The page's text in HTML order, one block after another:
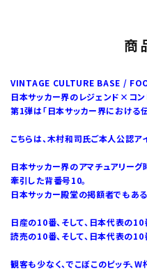
商
VINTAGE CULTURE BASE /
日本サッカー界のレジェンド×コ
第1弾は「日本サッカー界における
こちらは、木村和司氏ご本人公認ア
日本サッカー界のアマチュアリー
牽引した背番号10。
日本サッカー殿堂の掲額者でもある
日産の10番、そして、日本代表の
読売の10番、そして、日本代表の
観客も少なく、でこぼこのピッチ、